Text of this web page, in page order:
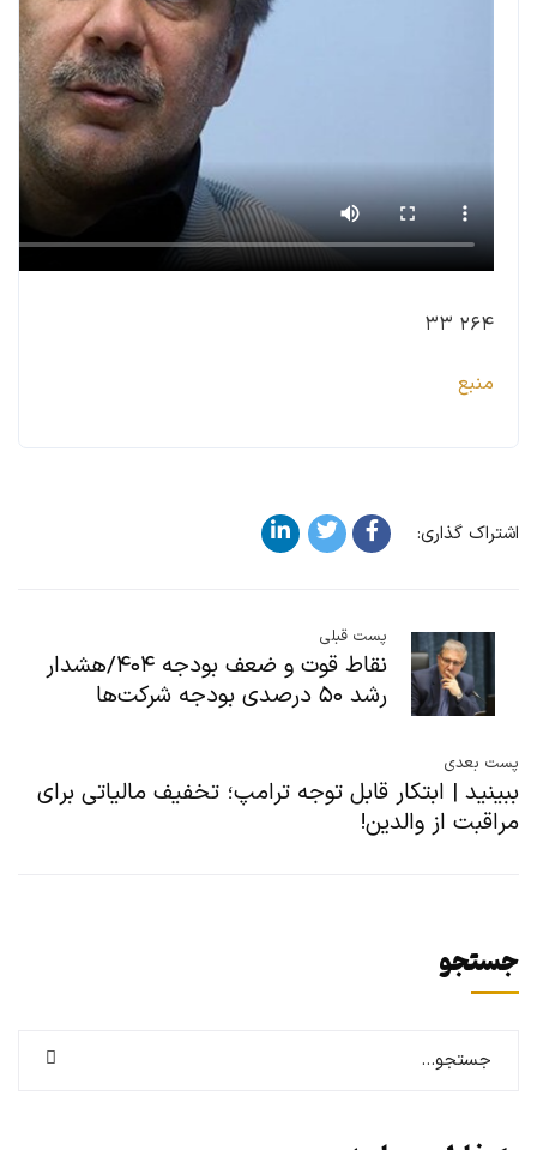
۲۶۴ ۳۳
منبع
اشتراک گذاری:
پست قبلی
نقاط قوت و ضعف بودجه ۴۰۴/هشدار
رشد ۵۰ درصدی بودجه شرکت‌ها
پست بعدی
ببینید | ابتکار قابل توجه ترامپ؛ تخفیف مالیاتی برای
مراقبت از والدین!
جستجو